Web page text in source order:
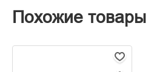
Похожие товары